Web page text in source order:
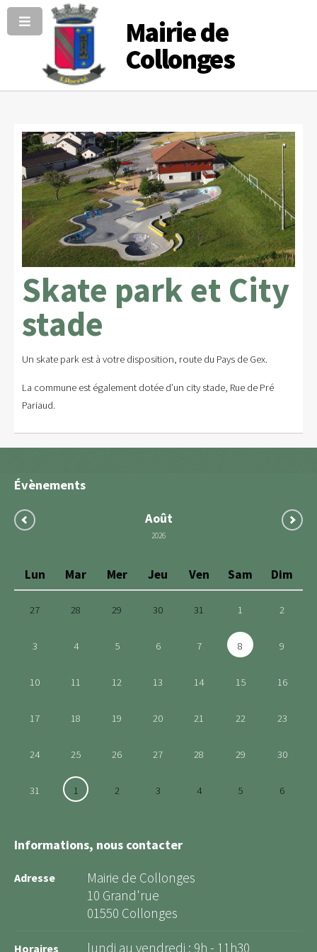
Mairie de
Collonges
Skate park et City
stade
Un skate park est à votre disposition, route du Pays de Gex.
La commune est également dotée d’un city stade, Rue de Pré
Pariaud.
Évènements
Août
2026
Lun Mar Mer Jeu Ven Sam Dim
27 28 29 30 31 1 2
3 4 5 6 7 8 9
10 11 12 13 14 15 16
17 18 19 20 21 22 23
24 25 26 27 28 29 30
31 1 2 3 4 5 6
Informations, nous contacter
Adresse
Mairie de Collonges
10 Grand'rue
01550 Collonges
Horaires lundi au vendredi : 9h - 11h30